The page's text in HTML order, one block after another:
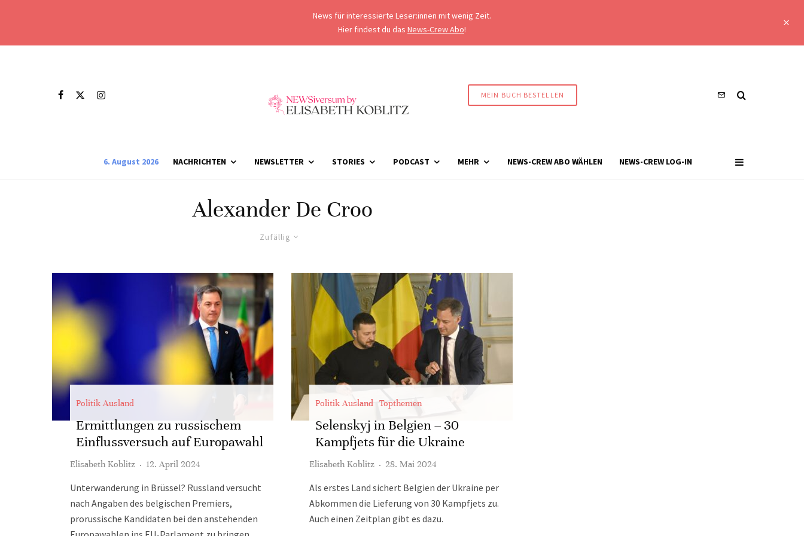
News für interessierte Leser:innen mit wenig Zeit.
Hier findest du das News-Crew Abo!
MEIN BUCH BESTELLEN
6. August 2026 NACHRICHTEN NEWSLETTER STORIES PODCAST MEHR NEWS-CREW ABO WÄHLEN NEWS-CREW LOG-IN
Alexander De Croo
Zufällig
Politik Ausland
Ermittlungen zu russischem
Einflussversuch auf Europawahl
Elisabeth Koblitz · 12. April 2024
Unterwanderung in Brüssel? Russland versucht
nach Angaben des belgischen Premiers,
prorussische Kandidaten bei den anstehenden
Politik Ausland Topthemen
Selenskyj in Belgien – 30
Kampfjets für die Ukraine
Elisabeth Koblitz · 28. Mai 2024
Als erstes Land sichert Belgien der Ukraine per
Abkommen die Lieferung von 30 Kampfjets zu.
Auch einen Zeitplan gibt es dazu.